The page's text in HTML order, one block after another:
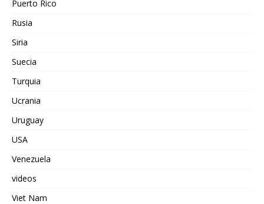
Puerto Rico
Rusia
Siria
Suecia
Turquia
Ucrania
Uruguay
USA
Venezuela
videos
Viet Nam